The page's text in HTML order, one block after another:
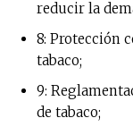
reducir la
8: Protección
tabaco;
9:
de tabaco;